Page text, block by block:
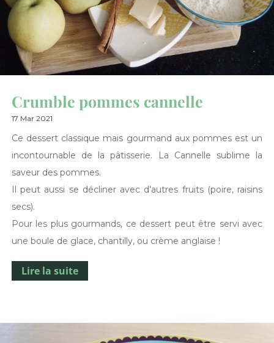
Crumble pommes cannelle
17 Mar 2021
Ce dessert classique mais gourmand aux pommes est un
incontournable de la pâtisserie. La Cannelle sublime la
saveur des pommes.
Il peut aussi se décliner avec d’autres fruits (poire, raisins
secs).
Pour les plus gourmands, ce dessert peut être servi avec
une boule de glace, chantilly, ou crème anglaise !
Lire la suite